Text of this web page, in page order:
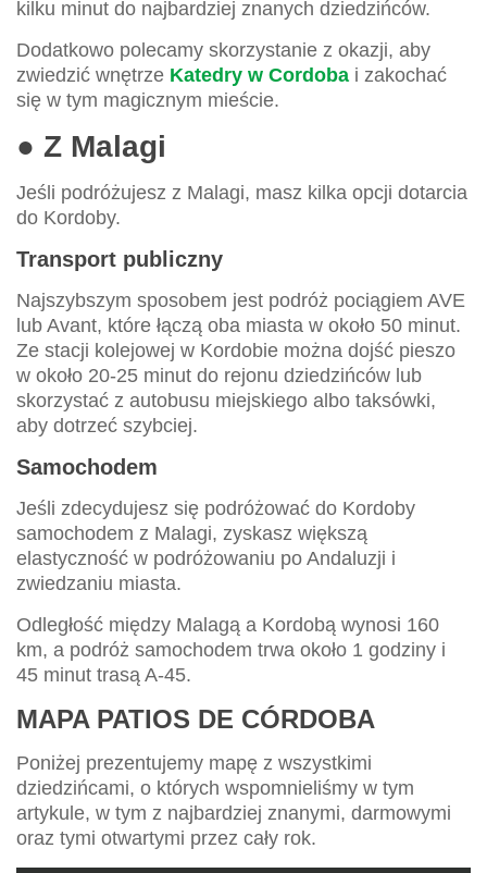
kilku minut do najbardziej znanych dziedzińców.
Dodatkowo polecamy skorzystanie z okazji, aby
zwiedzić wnętrze Katedry w Cordoba i zakochać
się w tym magicznym mieście.
● Z Malagi
Jeśli podróżujesz z Malagi, masz kilka opcji dotarcia
do Kordoby.
Transport publiczny
Najszybszym sposobem jest podróż pociągiem AVE
lub Avant, które łączą oba miasta w około 50 minut.
Ze stacji kolejowej w Kordobie można dojść pieszo
w około 20-25 minut do rejonu dziedzińców lub
skorzystać z autobusu miejskiego albo taksówki,
aby dotrzeć szybciej.
Samochodem
Jeśli zdecydujesz się podróżować do Kordoby
samochodem z Malagi, zyskasz większą
elastyczność w podróżowaniu po Andaluzji i
zwiedzaniu miasta.
Odległość między Malagą a Kordobą wynosi 160
km, a podróż samochodem trwa około 1 godziny i
45 minut trasą A-45.
MAPA PATIOS DE CÓRDOBA
Poniżej prezentujemy mapę z wszystkimi
dziedzińcami, o których wspomnieliśmy w tym
artykule, w tym z najbardziej znanymi, darmowymi
oraz tymi otwartymi przez cały rok.